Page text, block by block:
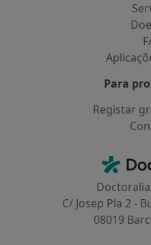
Para
Registar
C/ Josep Pla 2 -
08019